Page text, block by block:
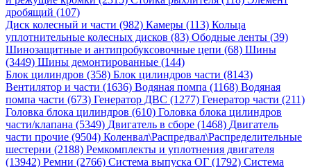
дробящий (107)
Диск колесный и части (982) Камеры (113) Кольца
уплотнительные колесных дисков (83) Ободные ленты (39)
Шинозащитные и антипробуксовочные цепи (68) Шины
(3449) Шины демонтированные (144)
Блок цилиндров (358) Блок цилиндров части (8143)
Вентилятор и части (1636) Водяная помпа (1168) Водяная
помпа части (673) Генератор ДВС (1277) Генератор части (211)
Головка блока цилиндров (610) Головка блока цилиндров
части/клапана (5349) Двигатель в сборе (1468) Двигатель
части прочие (9504) Коленвал\Распредвал\Распределительные
шестерни (2188) Ремкомплекты и уплотнения двигателя
(13942) Ремни (2766) Система выпуска ОГ (1792) Система